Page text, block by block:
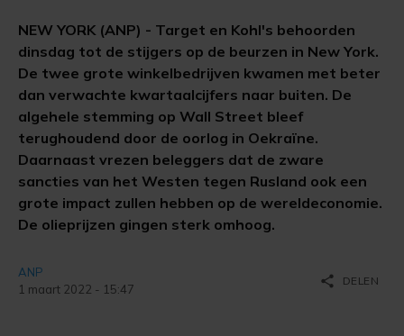
NEW YORK (ANP) - Target en Kohl's behoorden
dinsdag tot de stijgers op de beurzen in New York.
De twee grote winkelbedrijven kwamen met beter
dan verwachte kwartaalcijfers naar buiten. De
algehele stemming op Wall Street bleef
terughoudend door de oorlog in Oekraïne.
Daarnaast vrezen beleggers dat de zware
sancties van het Westen tegen Rusland ook een
grote impact zullen hebben op de wereldeconomie.
De olieprijzen gingen sterk omhoog.
ANP
1 maart 2022 - 15:47
share DELEN